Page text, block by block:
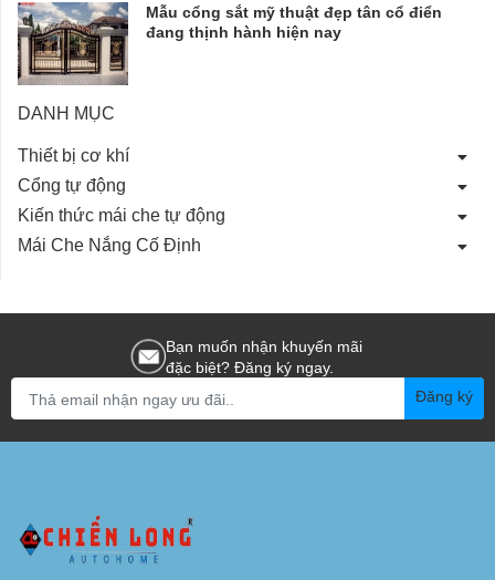
Mẫu cổng sắt mỹ thuật đẹp tân cổ điển
đang thịnh hành hiện nay
DANH MỤC
Thiết bị cơ khí
Cổng tự động
Kiến thức mái che tự động
Mái Che Nắng Cố Định
Bạn muốn nhận khuyến mãi
đặc biệt? Đăng ký ngay.
Đăng ký